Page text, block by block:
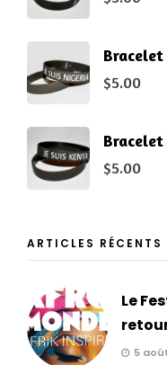
$5.00
Bracelet
$5.00
ARTICLES RÉCENTS
Le
5